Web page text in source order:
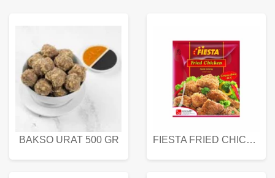
BAKSO URAT 500 GR FIESTA FRIED CHICKEN 500 GR